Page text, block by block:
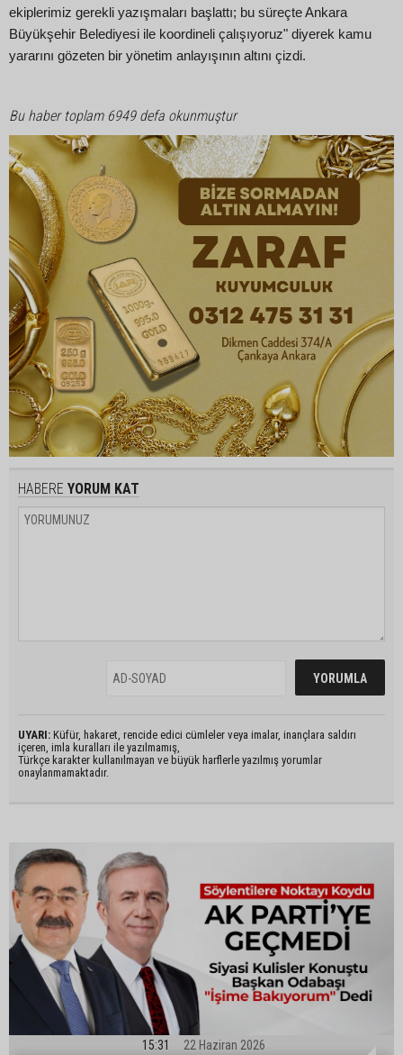
ekiplerimiz gerekli yazışmaları başlattı; bu süreçte Ankara
Büyükşehir Belediyesi ile koordineli çalışıyoruz" diyerek kamu
yararını gözeten bir yönetim anlayışının altını çizdi.
Bu haber toplam 6949 defa okunmuştur
HABERE YORUM KAT
UYARI: Küfür, hakaret, rencide edici cümleler veya imalar, inançlara saldırı
içeren, imla kuralları ile yazılmamış,
Türkçe karakter kullanılmayan ve büyük harflerle yazılmış yorumlar
onaylanmamaktadır.
15:31 22 Haziran 2026